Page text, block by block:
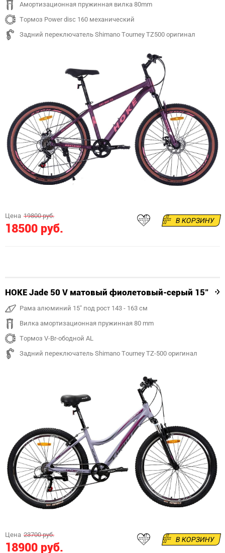
Амортизационная пружинная вилка 80mm
Тормоз Power disc 160 механический
Задний переключатель Shimano Tourney TZ500 оригинал
Цена 19800 руб.
18500 руб.
В КОРЗИНУ
HOKE Jade 50 V матовый фиолетовый-серый 15"
Рама алюминий 15" под рост 143 - 163 см
Вилка амортизационная пружинная 80 mm
Тормоз V-Br-ободной AL
Задний переключатель Shimano Tourney TZ-500 оригинал
Цена 23700 руб.
18900 руб.
В КОРЗИНУ